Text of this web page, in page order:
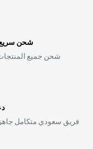
شحن سريع
شحن جميع
فريق سعودي متكامل جاهز